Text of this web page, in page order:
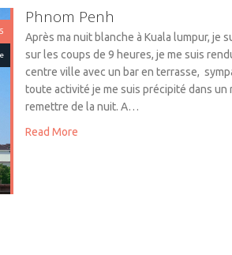
Phnom Penh
Après ma nuit blanche à Kuala lumpur, je
sur les coups de 9 heures, je me suis
centre ville avec un bar en terrasse,
toute activité je me suis précipité dans un
remettre de la nuit. A…
Read More